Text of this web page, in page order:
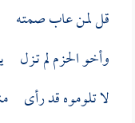
قل لمن عاب صمتـه
وأخو الحزم لم تـزل
لا تلوموه قد رأى